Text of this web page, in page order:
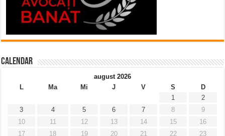
Calendar
august 2026
L
Ma Mi J V S
D
1
2
3
4 5 6 7 8
9
10
11 12 13 14 15
16
17
18 19 20 21 22
23